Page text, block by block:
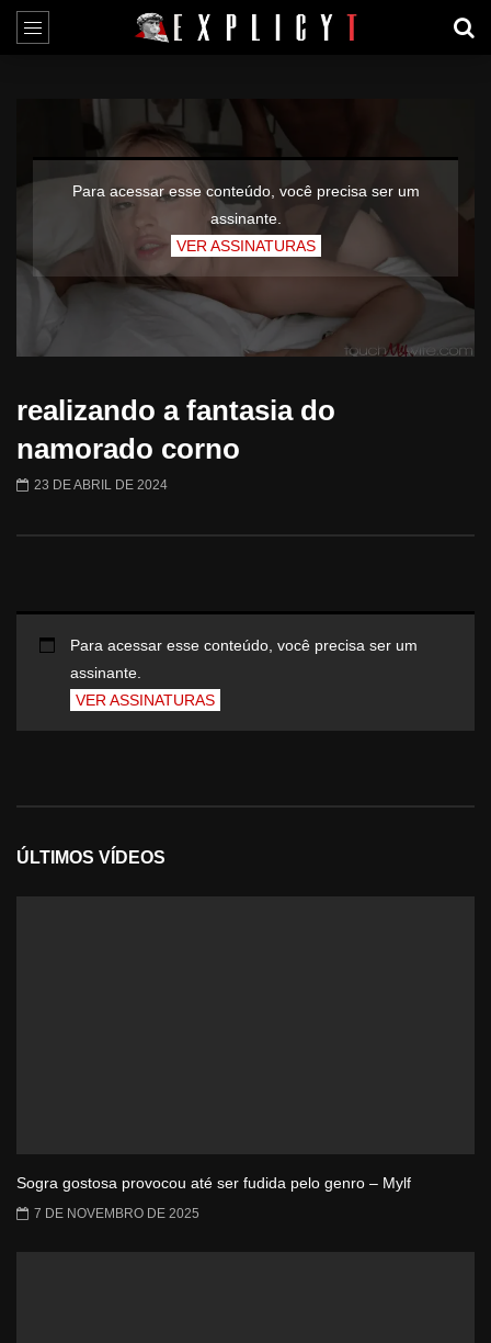
Para acessar esse conteúdo, você precisa ser um
assinante.
VER ASSINATURAS
realizando a fantasia do
namorado corno
23 DE ABRIL DE 2024
Para acessar esse conteúdo, você precisa ser um
assinante.
VER ASSINATURAS
ÚLTIMOS VÍDEOS
Sogra gostosa provocou até ser fudida pelo genro – Mylf
7 DE NOVEMBRO DE 2025